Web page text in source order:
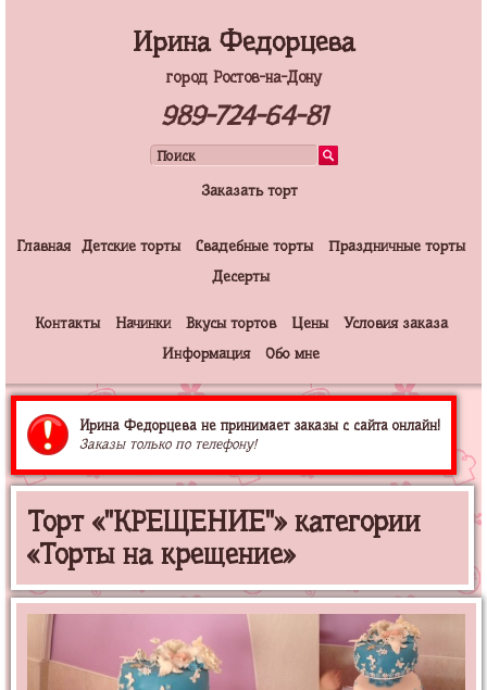
Ирина Федорцева
город Ростов-на-Дону
989-724-64-81
Заказать торт
Главная Детские торты Свадебные торты
Праздничные торты
Десерты
Контакты Начинки Вкусы тортов Цены
Условия заказа
Информация
Обо мне
Ирина Федорцева не принимает заказы с сайта онлайн!
Заказы только по телефону!
Торт «"КРЕЩЕНИЕ"» категории
«Торты на крещение»